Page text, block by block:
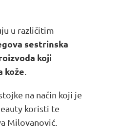
u različitim
sestrinska
koji
kože
na način koji je
koristi te
Milovanović.